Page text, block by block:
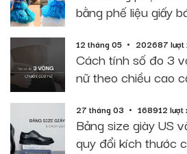
bằng phế liệu giấy
12 tháng 05 202687 lượt
Cách tính số đo 3
nữ theo chiều cao
27 tháng 03 168912 lượt
Bảng size giày US
quy đổi kích thước